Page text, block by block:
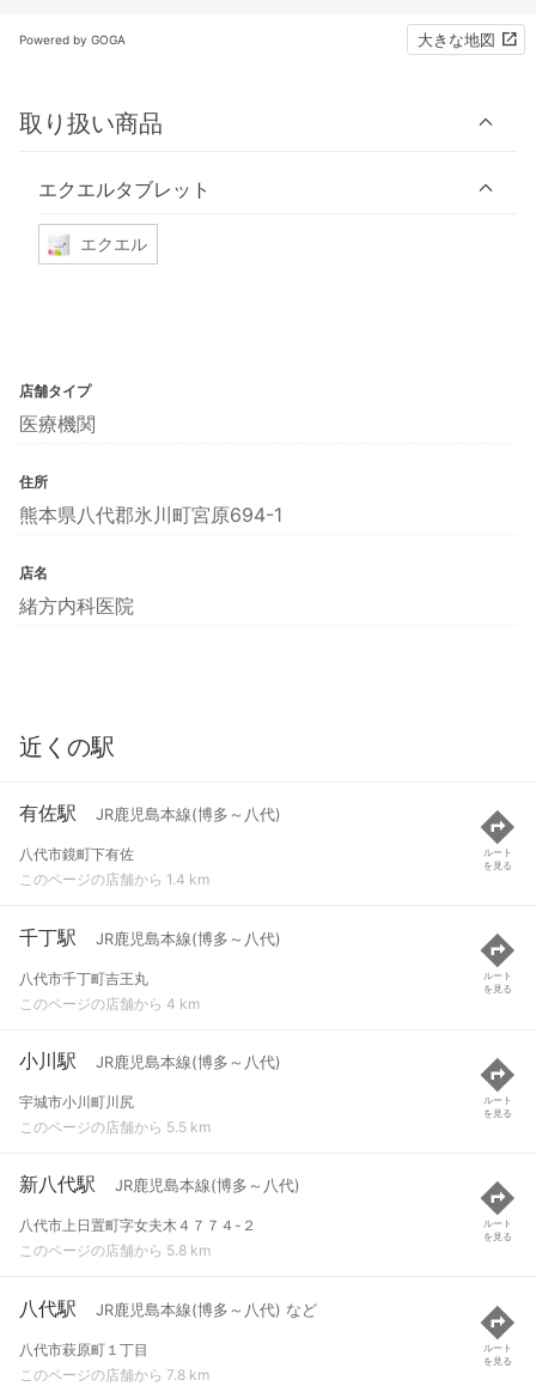
Powered by GOGA 大きな地図
取り扱い商品
エクエルタブレット
エクエル
店舗タイプ
医療機関
住所
熊本県八代郡氷川町宮原694-1
店名
緒方内科医院
近くの駅
有佐駅 JR鹿児島本線(博多～八代)
八代市鏡町下有佐
このページの店舗から 1.4 km
ルート
を見る
千丁駅 JR鹿児島本線(博多～八代)
八代市千丁町吉王丸
このページの店舗から 4 km
ルート
を見る
小川駅 JR鹿児島本線(博多～八代)
宇城市小川町川尻
このページの店舗から 5.5 km
ルート
を見る
新八代駅 JR鹿児島本線(博多～八代)
八代市上日置町字女夫木４７７４-２
このページの店舗から 5.8 km
ルート
を見る
八代駅 JR鹿児島本線(博多～八代) など
八代市萩原町１丁目
このページの店舗から 7.8 km
ルート
を見る